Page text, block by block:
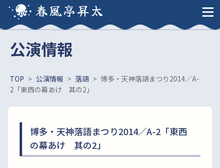
春風亭昇太
公演情報
TOP > 公演情報 > 落語 > 博多・天神落語まつり2014／A-
2「東西の幕あけ 其の2」
博多・天神落語まつり2014／A-2「東西
の幕あけ 其の2」